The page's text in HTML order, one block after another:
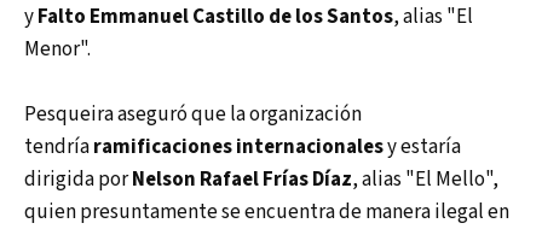
yFalto Emmanuel Castillo de los Santos, alias "El
Menor".
Pesqueira aseguró que la organización
tendríaramificaciones internacionalesy estaría
dirigida porNelson Rafael Frías Díaz, alias "El Mello",
quien presuntamente se encuentra de manera ilegal en